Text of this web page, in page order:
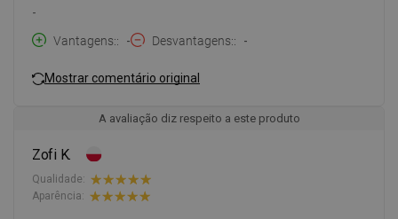
-
Vantagens:
- Desvantagens: -
Mostrar comentário original
A avaliação diz respeito a este produto
Zofi K.
Qualidade:
Aparência: